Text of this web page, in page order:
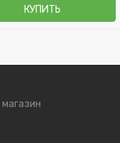
КУПИТЬ